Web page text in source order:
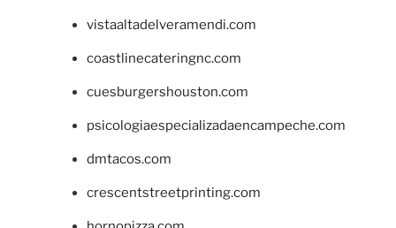
vistaaltadelveramendi.com
coastlinecateringnc.com
cuesburgershouston.com
psicologiaespecializadaencampeche.com
dmtacos.com
crescentstreetprinting.com